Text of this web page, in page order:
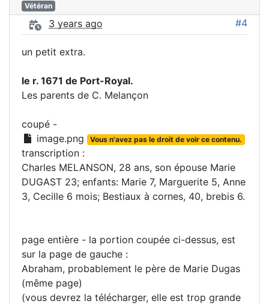
Vétéran
3 years ago #4
un petit extra.
le r. 1671 de Port-Royal.
Les parents de C. Melançon
coupé -
image.png
Vous n'avez pas le droit de voir ce contenu.
transcription :
Charles MELANSON, 28 ans, son épouse Marie
DUGAST 23; enfants: Marie 7, Marguerite 5, Anne
3, Cecille 6 mois; Bestiaux à cornes, 40, brebis 6.
page entière - la portion coupée ci-dessus, est
sur la page de gauche :
Abraham, probablement le père de Marie Dugas
(même page)
(vous devrez la télécharger, elle est trop grande